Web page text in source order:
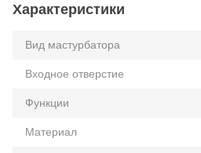
Характеристики
Вид мастурбатора
Входное отверстие
Функции
Материал